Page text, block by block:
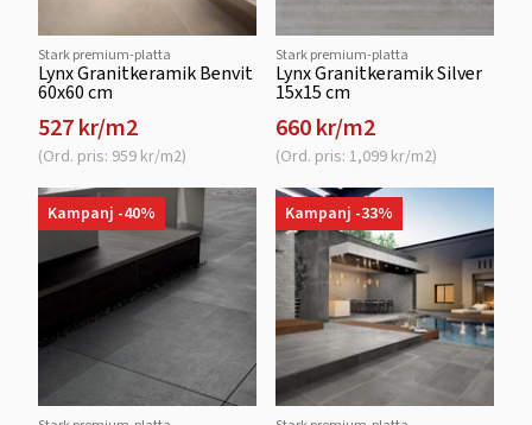
Stark premium-platta
Lynx Granitkeramik Benvit
60x60 cm
527 kr/m2
(Ord. pris: 959 kr/m2)
Stark premium-platta
Lynx Granitkeramik Silver
15x15 cm
660 kr/m2
(Ord. pris: 1,099 kr/m2)
Kampanj -40% Kampanj -33%